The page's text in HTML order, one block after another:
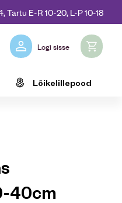
Tartu E-R 10-20, L-P 10-18
Logi sisse
Lõikelillepood
40cm